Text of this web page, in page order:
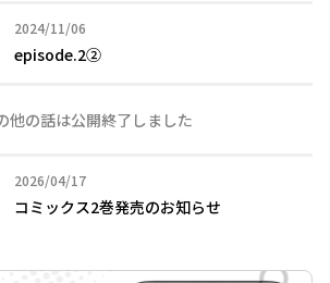
2024/11/06
2024年11月06日
episode.2②
他の話は公開終了しました
2026/04/17
2026年04月17日
コミックス2巻発売のお知らせ